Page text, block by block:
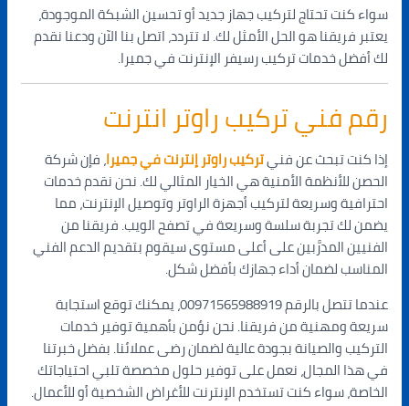
سواء كنت تحتاج لتركيب جهاز جديد أو تحسين الشبكة الموجودة،
يعتبر فريقنا هو الحل الأمثل لك. لا تتردد، اتصل بنا الآن ودعنا نقدم
لك أفضل خدمات تركيب رسيفر الإنترنت في جميرا.
رقم فني تركيب راوتر انترنت
إذا كنت تبحث عن فنيتركيب راوتر إنترنت في جميرا، فإن شركة
الحصن للأنظمة الأمنية هي الخيار المثالي لك. نحن نقدم خدمات
احترافية وسريعة لتركيب أجهزة الراوتر وتوصيل الإنترنت، مما
يضمن لك تجربة سلسة وسريعة في تصفح الويب. فريقنا من
الفنيين المدرَّبين على أعلى مستوى سيقوم بتقديم الدعم الفني
المناسب لضمان أداء جهازك بأفضل شكل.
عندما تتصل بالرقم 00971565988919، يمكنك توقع استجابة
سريعة ومهنية من فريقنا. نحن نؤمن بأهمية توفير خدمات
التركيب والصيانة بجودة عالية لضمان رضى عملائنا. بفضل خبرتنا
في هذا المجال، نعمل على توفير حلول مخصصة تلبي احتياجاتك
الخاصة، سواء كنت تستخدم الإنترنت للأغراض الشخصية أو للأعمال.